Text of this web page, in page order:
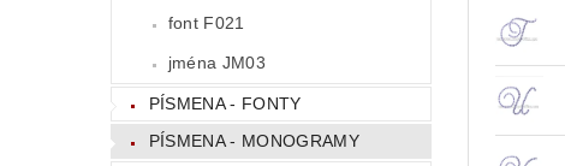
font F021
jména JM03
PÍSMENA - FONTY
PÍSMENA - MONOGRAMY